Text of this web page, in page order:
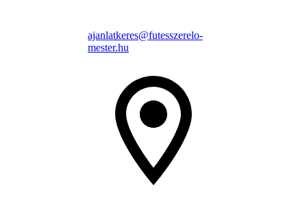
ajanlatkeres@futesszerelo-
mester.hu